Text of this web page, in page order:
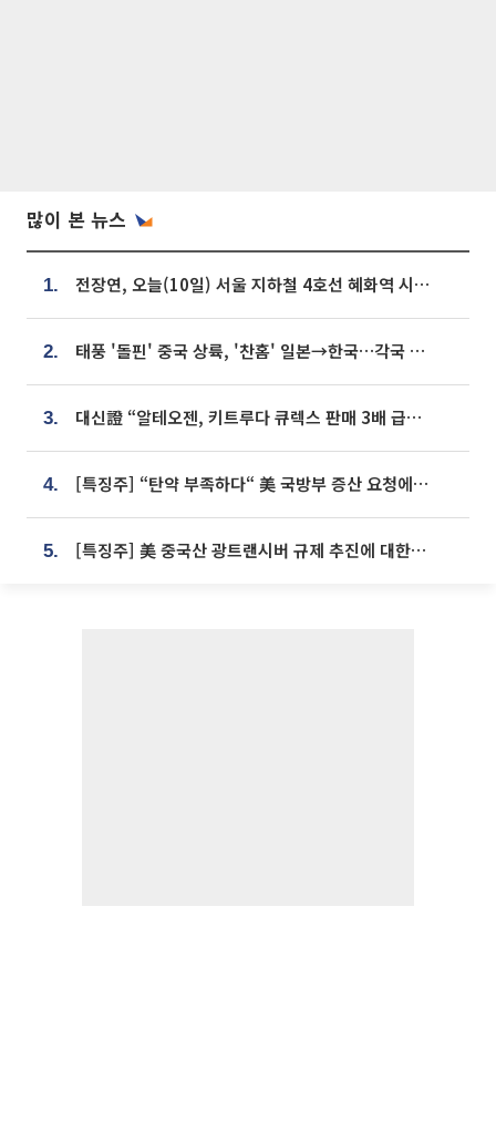
많이 본 뉴스
1. 전장연, 오늘(10일) 서울 지하철 4호선 혜화역 시위…1호선 용산역 무정차
2. 태풍 '돌핀' 중국 상륙, '찬홈' 일본→한국…각국 기상청 예상 경로는?
3. 대신證 “알테오젠, 키트루다 큐렉스 판매 3배 급증…목표가 41만원 상향”
4. [특징주] “탄약 부족하다“ 美 국방부 증산 요청에⋯국내 방산주 급등세
5. [특징주] 美 중국산 광트랜시버 규제 추진에 대한광통신 등 광통신株 강세